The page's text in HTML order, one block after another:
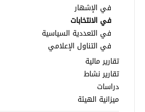
في الإشهار
في الانتخابات
في التعددية السياسية
في التناول الإعلامي
تقارير مالية
تقارير نشاط
دراسات
ميزانية الهيئة